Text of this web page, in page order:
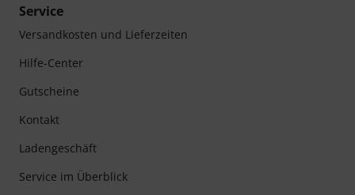
Service
Versandkosten und Lieferzeiten
Hilfe-Center
Gutscheine
Kontakt
Ladengeschäft
Service im Überblick